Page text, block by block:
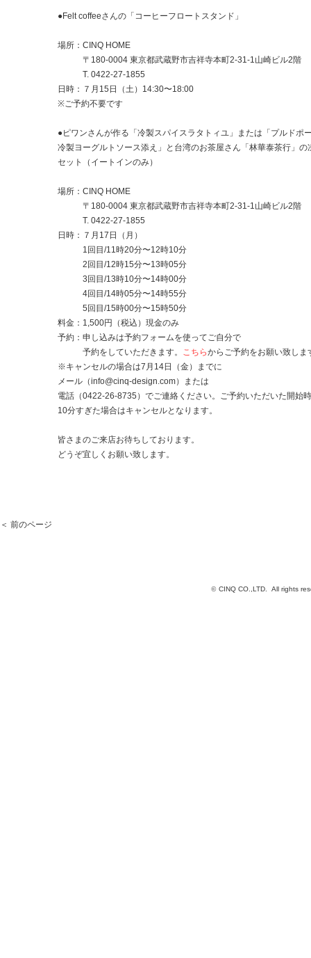
●Felt coffeeさんの「コーヒーフロートスタンド」
場所：CINQ HOME
〒180-0004 東京都武蔵野市吉祥寺本町2-31-1山崎ビル2階
T. 0422-27-1855
日時：７月15日（土）14:30〜18:00
※ご予約不要です
●ピワンさんが作る「冷製スパイスラタトィユ」または「プルドポ
冷製ヨーグルトソース添え」と台湾のお茶屋さん「林華泰茶行」の
セット（イートインのみ）
場所：CINQ HOME
〒180-0004 東京都武蔵野市吉祥寺本町2-31-1山崎ビル2階
T. 0422-27-1855
日時：７月17日（月）
1回目/11時20分〜12時10分
2回目/12時15分〜13時05分
3回目/13時10分〜14時00分
4回目/14時05分〜14時55分
5回目/15時00分〜15時50分
料金：1,500円（税込）現金のみ
予約：申し込みは予約フォームを使ってご自分で
予約をしていただきます。
こちらからご予約をお願い致しま
※キャンセルの場合は7月14日（金）までに
メール（info@cinq-design.com）または
電話（0422-26-8735）でご連絡ください。ご予約いただいた開始
10分すぎた場合はキャンセルとなります。
皆さまのご来店お待ちしております。
どうぞ宜しくお願い致します。
＜ 前のページ
© CINQ CO.,LTD. All rights